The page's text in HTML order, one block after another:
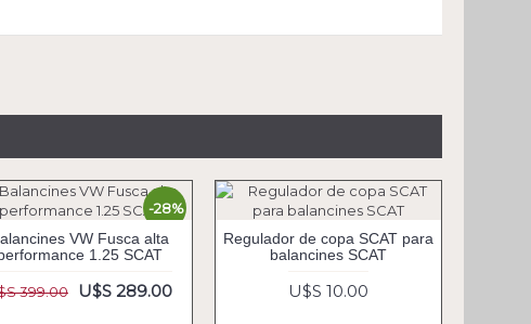
-28%
VW Fusca alta
1.25 SCAT
399.00 U$S 289.00
Regulador de copa SCAT para
balancines SCAT
U$S 10.00